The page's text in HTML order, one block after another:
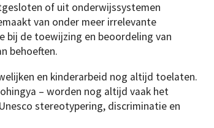
of uit onderwijssystemen
van onder meer irrelevante
bij de toewijzing en beoordeling van
behoeften.
en kinderarbeid nog altijd toelaten.
– worden nog altijd vaak het
stereotypering, discriminatie en